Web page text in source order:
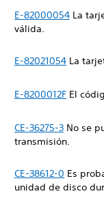
E-82000054 La
válida.
E-82021054 La
E-8200012F El
CE-36275-3 No se
transmisión.
CE-38612-0 Es
unidad de disco